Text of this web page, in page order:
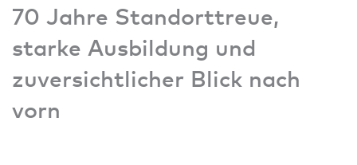
70 Jahre Standorttreue,
starke Ausbildung und
zuversichtlicher Blick nach
vorn